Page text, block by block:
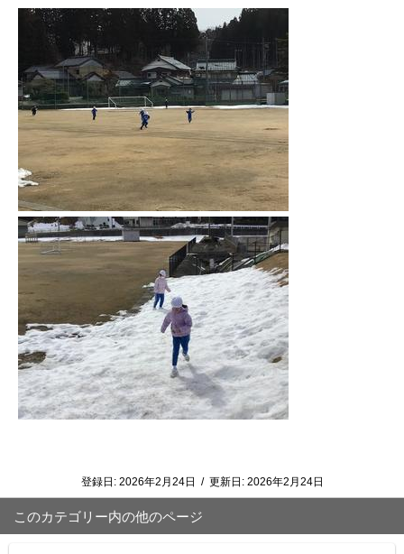
登録日: 2026年2月24日 / 更新日: 2026年2月24日
このカテゴリー内の他のページ